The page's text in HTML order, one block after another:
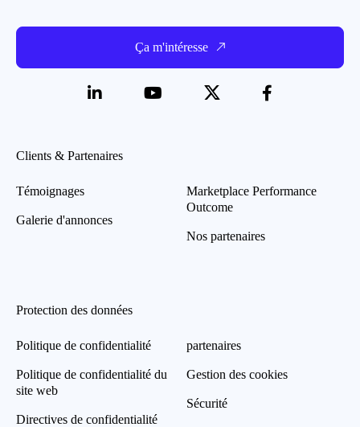
Ça m'intéresse
Clients & Partenaires
Témoignages
Galerie d'annonces
Marketplace Performance
Outcome
Nos partenaires
Protection des données
Politique de confidentialité
Politique de confidentialité du
site web
Directives de confidentialité
partenaires
Gestion des cookies
Sécurité